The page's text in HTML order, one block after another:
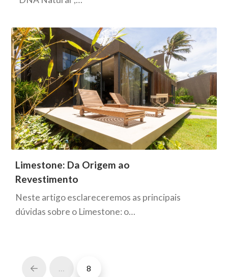
Limestone: Da Origem ao
Revestimento
Neste artigo esclareceremos as principais
dúvidas sobre o Limestone: o…
Prev 8